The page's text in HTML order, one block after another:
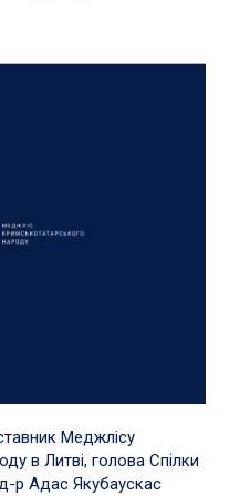
Меджлісу
в Литві, голова Спілки
р Адас Якубаускас